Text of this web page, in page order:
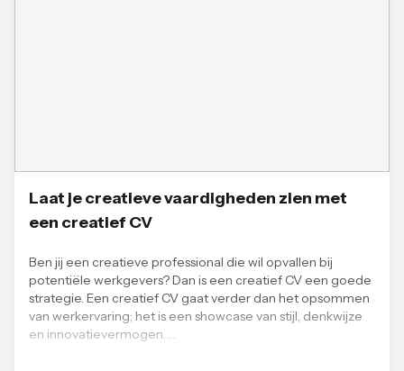
Laat je creatieve vaardigheden zien met
een creatief CV
Ben jij een creatieve professional die wil opvallen bij
potentiële werkgevers? Dan is een creatief CV een goede
strategie. Een creatief CV gaat verder dan het opsommen
van werkervaring; het is een showcase van stijl, denkwijze
en innovatievermogen. …